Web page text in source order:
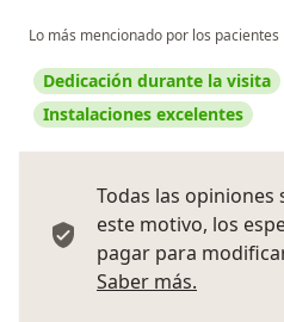
Lo más mencionado por los pacientes
Dedicación durante la visita
Instalaciones excelentes
Todas las
este motivo, los
pagar para
Saber más.